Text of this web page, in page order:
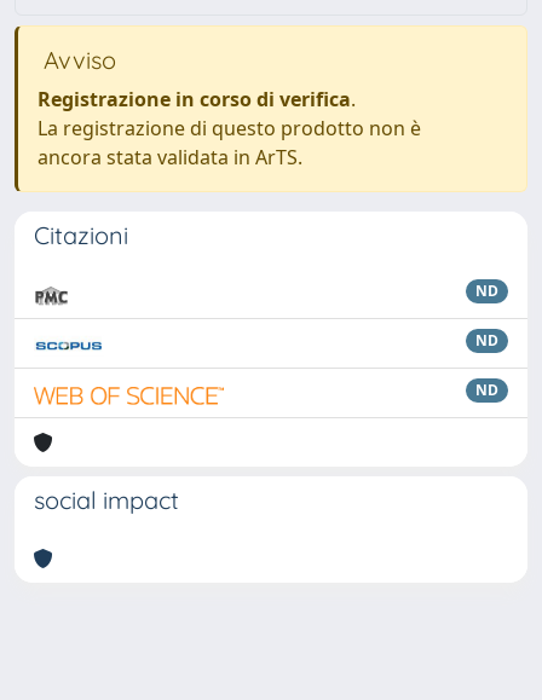
Avviso
Registrazione in corso di verifica.
La registrazione di questo prodotto non è
ancora stata validata in ArTS.
Citazioni
ND
ND
ND
social impact